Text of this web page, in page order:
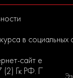
в социальных
сайт
Гк РФ.